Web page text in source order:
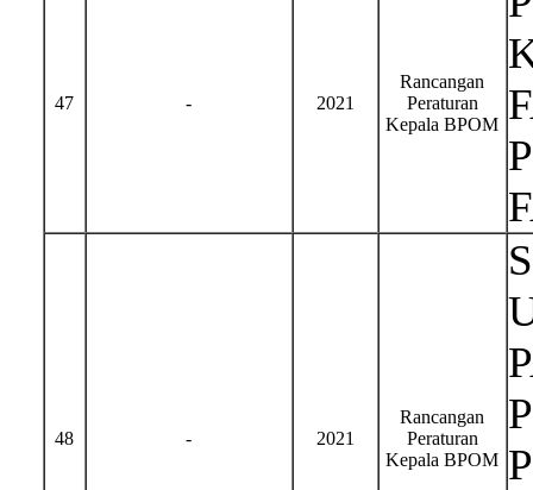
47 - 2021
Rancangan
Peraturan
Kepala BPOM
48 - 2021
Rancangan
Peraturan
Kepala BPOM